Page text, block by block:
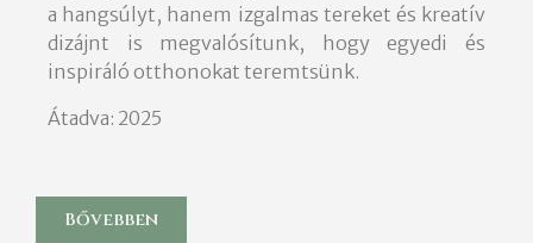
a hangsúlyt, hanem izgalmas tereket és kreatív
dizájnt is megvalósítunk, hogy egyedi és
inspiráló otthonokat teremtsünk.
Átadva: 2025
Bővebben